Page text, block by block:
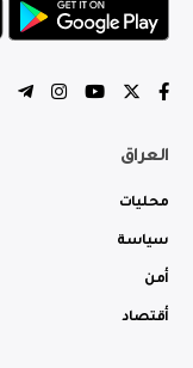
العراق
محليات
سياسة
أمن
أقتصاد